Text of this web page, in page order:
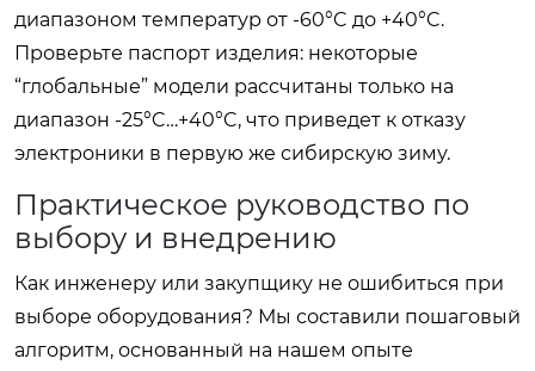
диапазоном температур от -60°C до +40°C.
Проверьте паспорт изделия: некоторые
“глобальные” модели рассчитаны только на
диапазон -25°C…+40°C, что приведет к отказу
электроники в первую же сибирскую зиму.
Практическое руководство по
выбору и внедрению
Как инженеру или закупщику не ошибиться при
выборе оборудования? Мы составили пошаговый
алгоритм, основанный на нашем опыте